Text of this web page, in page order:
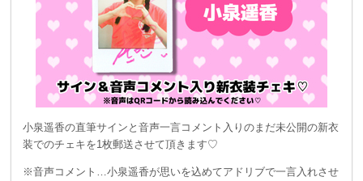
小泉遥香の直筆サインと音声一言コメント入りのまだ未公開の新衣
装でのチェキを1枚郵送させて頂きます♡
※音声コメント…小泉遥香が思いを込めてアドリブで一言入れさせ